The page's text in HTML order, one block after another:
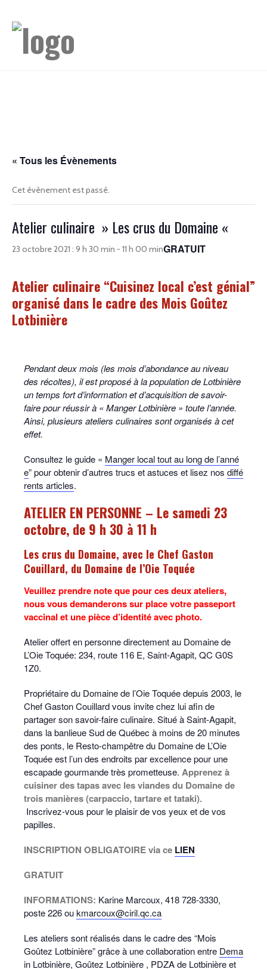
« Tous les Évènements
Cet évènement est passé.
Atelier culinaire » Les crus du Domaine «
23 octobre 2021 : 9 h 30 min - 11 h 00 minGRATUIT
Atelier culinaire “Cuisinez local c’est génial”
organisé dans le cadre des Mois Goûtez
Lotbinière
Pendant deux mois (les mois d’abondance au niveau
des récoltes), il est proposé à la population de Lotbinière
un temps fort d’information et d’acquisition de savoir-
faire pour réussir à « Manger Lotbinière » toute l’année.
Ainsi, plusieurs ateliers culinaires sont organisés à cet
effet.
Consultez le guide « Manger local tout au long de l’anné
e” pour obtenir d’autres trucs et astuces et lisez nos diffé
rents articles.
ATELIER EN PERSONNE – Le samedi 23
octobre, de 9 h 30 à 11 h
Les crus du Domaine, avec le Chef Gaston
Couillard, du Domaine de l’Oie Toquée
Veuillez prendre note que pour ces deux ateliers,
nous vous demanderons sur place votre passeport
vaccinal et une pièce d’identité avec photo.
Atelier offert en personne directement au Domaine de
L’Oie Toquée: 234, route 116 E, Saint-Agapit, QC G0S
1Z0.
Propriétaire du Domaine de l’Oie Toquée depuis 2003, le
Chef Gaston Couillard vous invite chez lui afin de
partager son savoir-faire culinaire. Situé à Saint-Agapit,
dans la banlieue Sud de Québec à moins de 20 minutes
des ponts, le Resto-champêtre du Domaine de L’Oie
Toquée est l’un des endroits par excellence pour une
escapade gourmande très prometteuse. Apprenez à
cuisiner des tapas avec les viandes du Domaine de
trois manières (carpaccio, tartare et tataki).
Inscrivez-vous pour le plaisir de vos yeux et de vos
papilles.
INSCRIPTION OBLIGATOIRE via ce LIEN
GRATUIT
INFORMATIONS: Karine Marcoux, 418 728-3330,
poste 226 oukmarcoux@ciril.qc.ca
Les ateliers sont réalisés dans le cadre des “Mois
Goûtez Lotbinière” grâce à une collaboration entre Dema
in Lotbinière, Goûtez Lotbinière , PDZA de Lotbinière et